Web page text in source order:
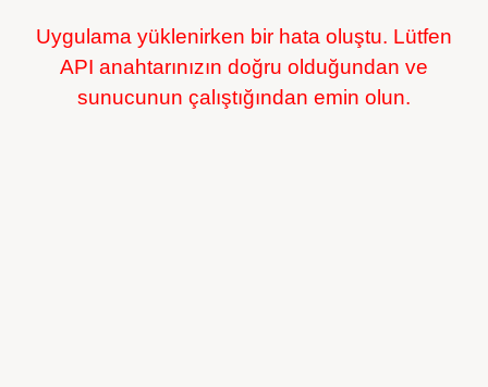
Uygulama yüklenirken bir hata oluştu. Lütfen
API anahtarınızın doğru olduğundan ve
sunucunun çalıştığından emin olun.